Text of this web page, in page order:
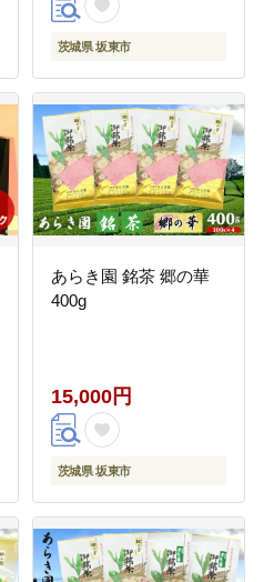
茨城県 坂東市
あらき園 銘茶 郷の華
400g
15,000円
茨城県 坂東市